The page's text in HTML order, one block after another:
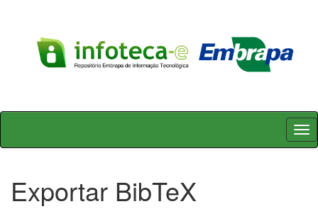
Skip
Exportar BibTeX